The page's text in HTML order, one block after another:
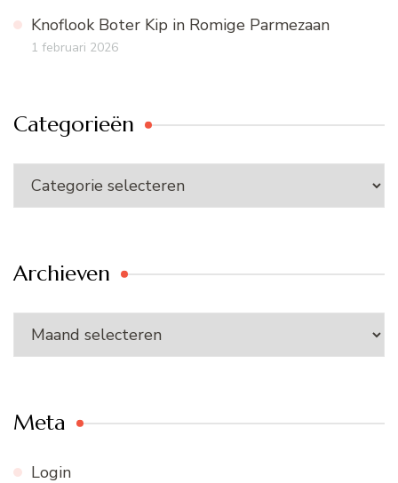
Knoflook Boter Kip in Romige Parmezaan
1 februari 2026
Categorieën
Categorieën
Archieven
Archieven
Meta
Login